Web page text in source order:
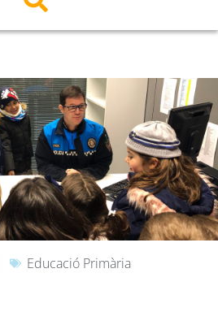
Educació Primària